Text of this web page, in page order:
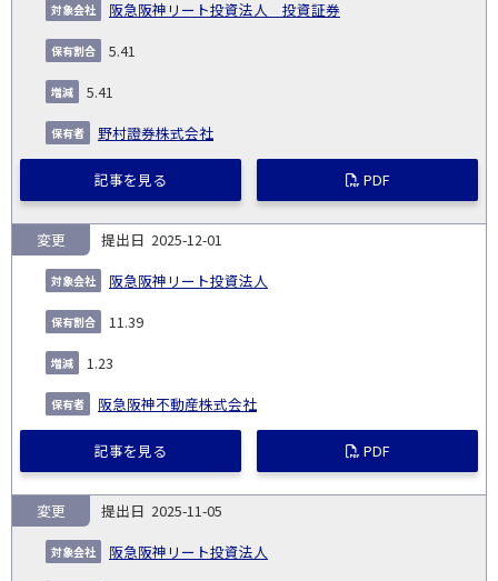
阪急阪神リート投資法人 投資証券
5.41
5.41
野村證券株式会社
記事を見る PDF
2025-12-01
阪急阪神リート投資法人
変更
11.39
1.23
阪急阪神不動産株式会社
記事を見る PDF
2025-11-05
阪急阪神リート投資法人
変更